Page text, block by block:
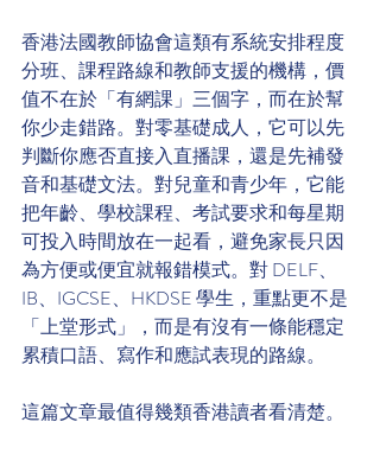
香港法國教師協會這類有系統安排程度
分班、課程路線和教師支援的機構，價
值不在於「有網課」三個字，而在於幫
你少走錯路。對零基礎成人，它可以先
判斷你應否直接入直播課，還是先補發
音和基礎文法。對兒童和青少年，它能
把年齡、學校課程、考試要求和每星期
可投入時間放在一起看，避免家長只因
為方便或便宜就報錯模式。對 DELF、
IB、IGCSE、HKDSE 學生，重點更不是
「上堂形式」，而是有沒有一條能穩定
累積口語、寫作和應試表現的路線。
這篇文章最值得幾類香港讀者看清楚。